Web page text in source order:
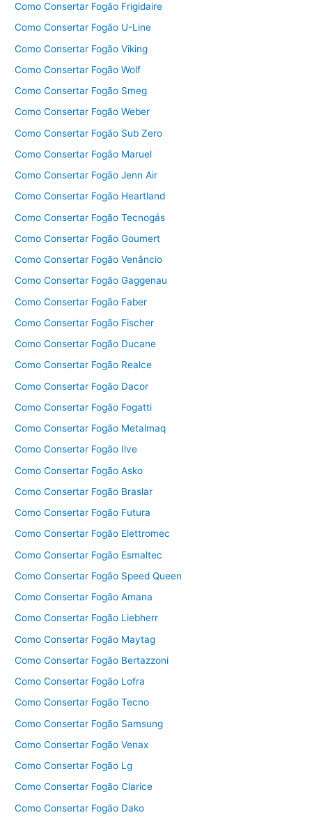
Como Consertar Fogão Frigidaire
Como Consertar Fogão U-Line
Como Consertar Fogão Viking
Como Consertar Fogão Wolf
Como Consertar Fogão Smeg
Como Consertar Fogão Weber
Como Consertar Fogão Sub Zero
Como Consertar Fogão Maruel
Como Consertar Fogão Jenn Air
Como Consertar Fogão Heartland
Como Consertar Fogão Tecnogás
Como Consertar Fogão Goumert
Como Consertar Fogão Venâncio
Como Consertar Fogão Gaggenau
Como Consertar Fogão Faber
Como Consertar Fogão Fischer
Como Consertar Fogão Ducane
Como Consertar Fogão Realce
Como Consertar Fogão Dacor
Como Consertar Fogão Fogatti
Como Consertar Fogão Metalmaq
Como Consertar Fogão Ilve
Como Consertar Fogão Asko
Como Consertar Fogão Braslar
Como Consertar Fogão Futura
Como Consertar Fogão Elettromec
Como Consertar Fogão Esmaltec
Como Consertar Fogão Speed Queen
Como Consertar Fogão Amana
Como Consertar Fogão Liebherr
Como Consertar Fogão Maytag
Como Consertar Fogão Bertazzoni
Como Consertar Fogão Lofra
Como Consertar Fogão Tecno
Como Consertar Fogão Samsung
Como Consertar Fogão Venax
Como Consertar Fogão Lg
Como Consertar Fogão Clarice
Como Consertar Fogão Dako